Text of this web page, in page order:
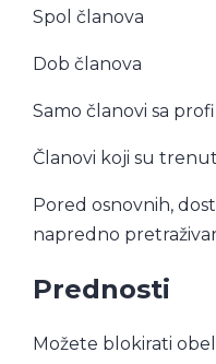
Spol članova
Dob članova
Samo članovi sa
Članovi koji su
Pored osnovnih,
napredno
Prednosti
Možete blokirati